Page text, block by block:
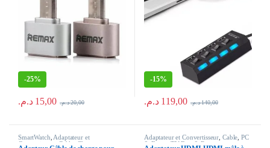
-25%
15,00 د.م. 20,00 د.م.
-15%
119,00 د.م. 140,00 د.م.
SmartWatch Adaptateur et
Convertisseur
Cable Chargeur
Adaptateur et Convertisseur Cable PC
& Ecran
TV Box & Recepteur